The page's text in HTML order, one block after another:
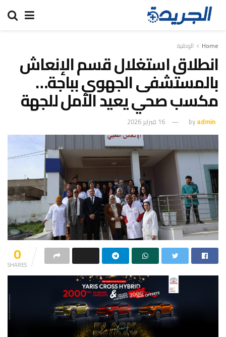
Home الوطنية
انطلاق استغلال قسم الإنعاش
بالمستشفى الجهوي بباجة…
مكسب صحي يعيد الأمل للجهة
byadmin 16 فبراير 2026
0
SHARES